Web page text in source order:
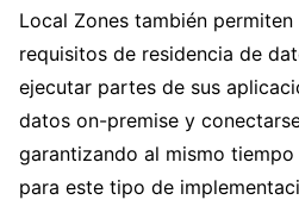
Local Zones también
requisitos de residencia de
ejecutar partes de sus
datos on-premise y
garantizando al mismo
para este tipo de